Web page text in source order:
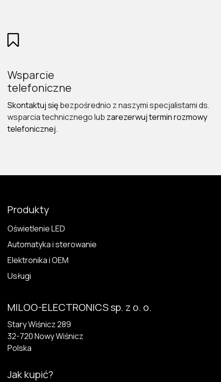
Wsparcie
telefoniczne
Skontaktuj siębezpośrednio z naszymi specjalistami ds.
wsparcia technicznego lub zarezerwuj termin rozmowy
telefonicznej.
Produkty
Oświetlenie LED
Automatyka i sterowanie
Elektronika i OEM
Usługi
MILOO-ELECTRONICS sp. z o. o.
Stary Wiśnicz 289
32-720 N​owy Wiśnicz
Polska
Jak kupić?